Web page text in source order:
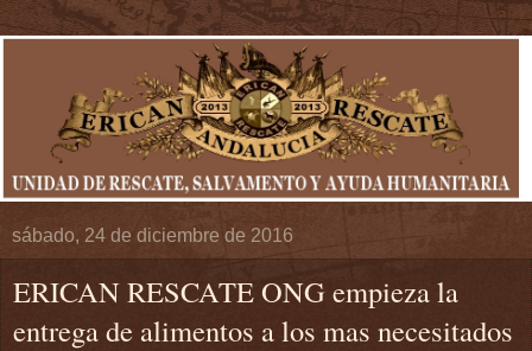
sábado, 24 de diciembre de 2016
ERICAN RESCATE ONG empieza la
entrega de alimentos a los mas necesitados